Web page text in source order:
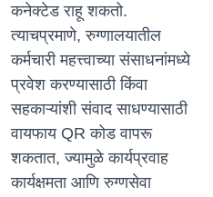
कनेक्टेड राहू शकतो.
त्याचप्रमाणे, रुग्णालयातील
कर्मचारी महत्त्वाच्या संसाधनांमध्ये
प्रवेश करण्यासाठी किंवा
सहकाऱ्यांशी संवाद साधण्यासाठी
वायफाय QR कोड वापरू
शकतात, ज्यामुळे कार्यप्रवाह
कार्यक्षमता आणि रुग्णसेवा